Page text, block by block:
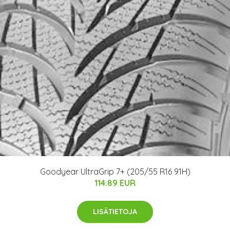
Goodyear UltraGrip 7+ (205/55 R16 91H)
114.89 EUR
LISÄTIETOJA